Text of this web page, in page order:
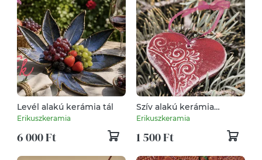
Levél alakú kerámia tál
Erikuszkeramia
6 000 Ft
Szív alakú kerámia
karácsonyfadísz
Erikuszkeramia
1 500 Ft